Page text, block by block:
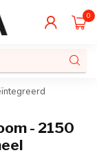
0
- 2150